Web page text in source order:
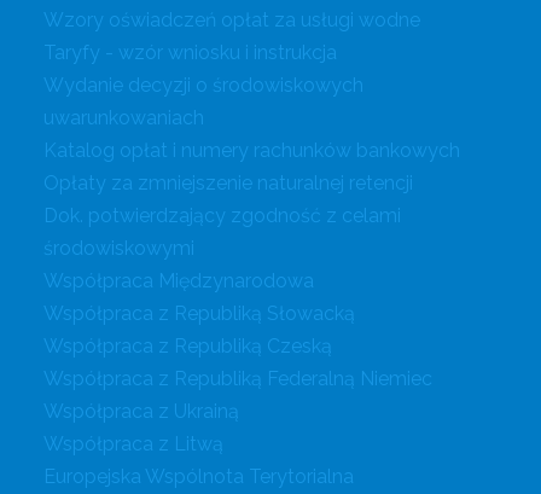
Wzory oświadczeń opłat za usługi wodne
Taryfy - wzór wniosku i instrukcja
Wydanie decyzji o środowiskowych
uwarunkowaniach
Katalog opłat i numery rachunków bankowych
Opłaty za zmniejszenie naturalnej retencji
Dok. potwierdzający zgodność z celami
środowiskowymi
Współpraca Międzynarodowa
Współpraca z Republiką Słowacką
Współpraca z Republiką Czeską
Współpraca z Republiką Federalną Niemiec
Współpraca z Ukrainą
Współpraca z Litwą
Europejska Wspólnota Terytorialna